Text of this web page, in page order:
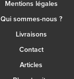
Mentions légales
Qui sommes-nous ?
Livraisons
Contact
Articles